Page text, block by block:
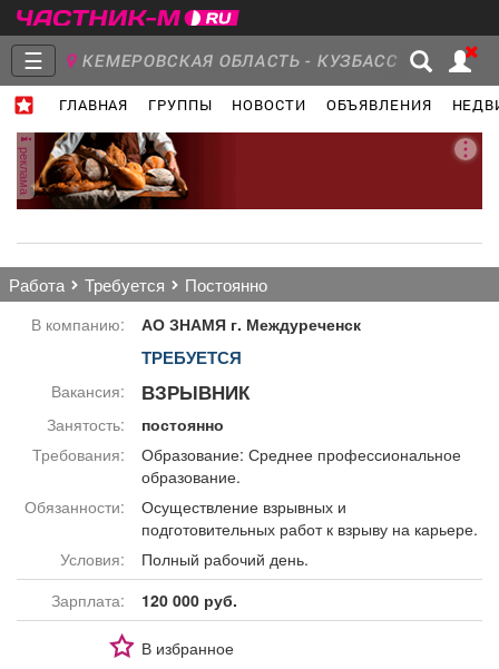
☰ КЕМЕРОВСКАЯ ОБЛАСТЬ - КУЗБАСС
ГЛАВНАЯ ГРУППЫ НОВОСТИ ОБЪЯВЛЕНИЯ
Главная
Группы Новости
Работа Транспорт
Афиша Обучение
реклама
работа требуется постоянно
В компанию: АО ЗНАМЯ г. Междуреченск
ТРЕБУЕТСЯ
Вакансия: ВЗРЫВНИК
Занятость:
постоянно
Требования:
Образование: Среднее профессиональное
образование.
Обязанности:
Осуществление взрывных и
подготовительных работ к взрыву на карьере.
Условия:
Полный рабочий день.
Зарплата:
120 000 руб.
В избранное